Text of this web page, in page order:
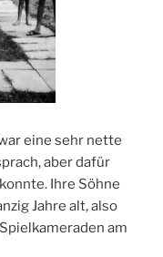
eine sehr nette
aber dafür
Ihre Söhne
Jahre alt, also
am